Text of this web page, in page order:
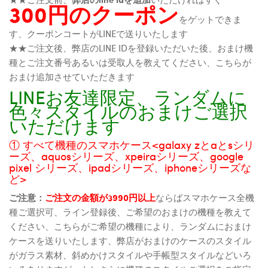
300円のクーポンをゲットできま
す、クーポンコートがLINEで送りいたします
★★ご注文後、弊店のLINE IDを登録いただいた後、おまけ機
種とご注文番号あるいは受取人を教えてください、こちらが
おまけ追加させていただきます
LINEお友達限定、ランダムに
色々スタイルのおまけご選択
いただけます
① すべて機種のスマホケース<galaxy zとaとsシリ
ーズ、aquosシリーズ、xpeiraシリーズ、google
pixel シリーズ、ipadシリーズ、iphoneシリーズな
ど>
ご注意： ご注文の金額が3990円以上ならばスマホケース全機
種ご選択可、ライン登録後、ご希望のおまけの機種を教えて
ください、こちらがご希望の機種により、ランダムにおまけ
ケースを送りいたします、弊店がおまけのケースのスタイル
がガラス素材、斜めかけスタイルや手帳型スタイルなどいろ